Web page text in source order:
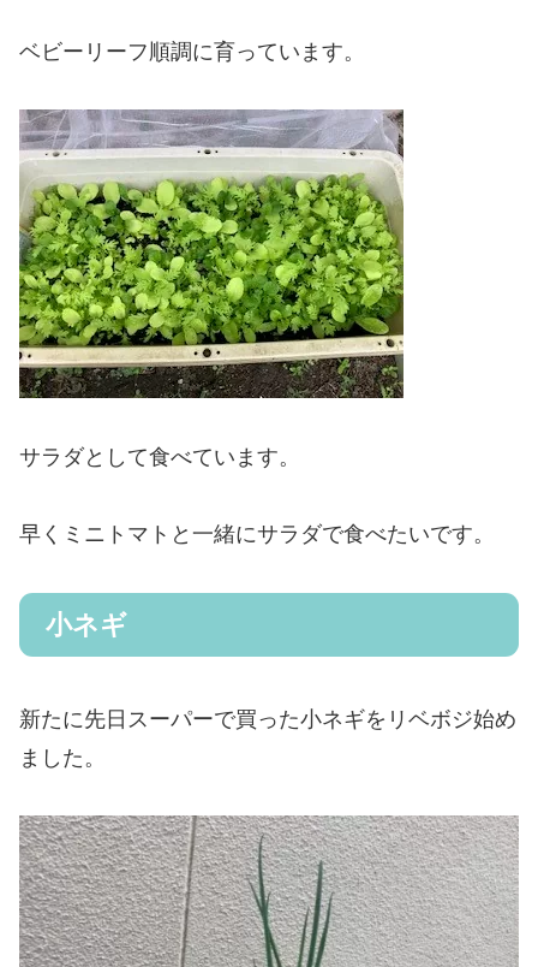
ベビーリーフ順調に育っています。
サラダとして食べています。
早くミニトマトと一緒にサラダで食べたいです。
小ネギ
新たに先日スーパーで買った小ネギをリベボジ始め
ました。